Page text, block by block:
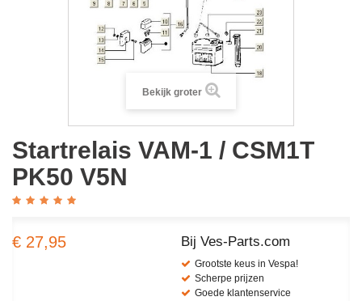
Bekijk groter
Startrelais VAM-1 / CSM1T
PK50 V5N
€ 27,95 Bij Ves-Parts.com
Grootste keus in Vespa!
Scherpe prijzen
Goede klantenservice